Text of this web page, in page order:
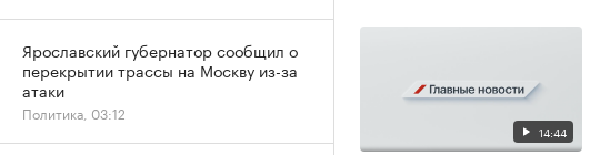
14:44
Ярославский губернатор сообщил о
перекрытии трассы на Москву из-за
атаки
Политика, 03:12